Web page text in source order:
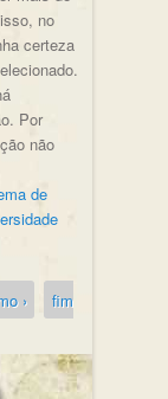
no
certeza
Por
não
de
›
fim